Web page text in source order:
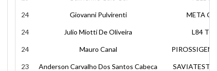
24 Giovanni Pulvirenti META
24 Julio Miotti De Oliveira L84
24 Mauro Canal
23 Anderson Carvalho Dos Santos Cabeca